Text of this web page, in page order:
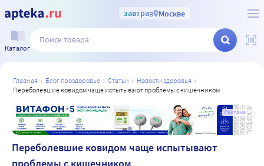
завтрав Москве
Каталог
главная блог проздоровье статьи
новости здоровья
переболевшие ковидом чаще испытывают проблемы с кишечником
Реклама
Переболевшие ковидом чаще испытывают